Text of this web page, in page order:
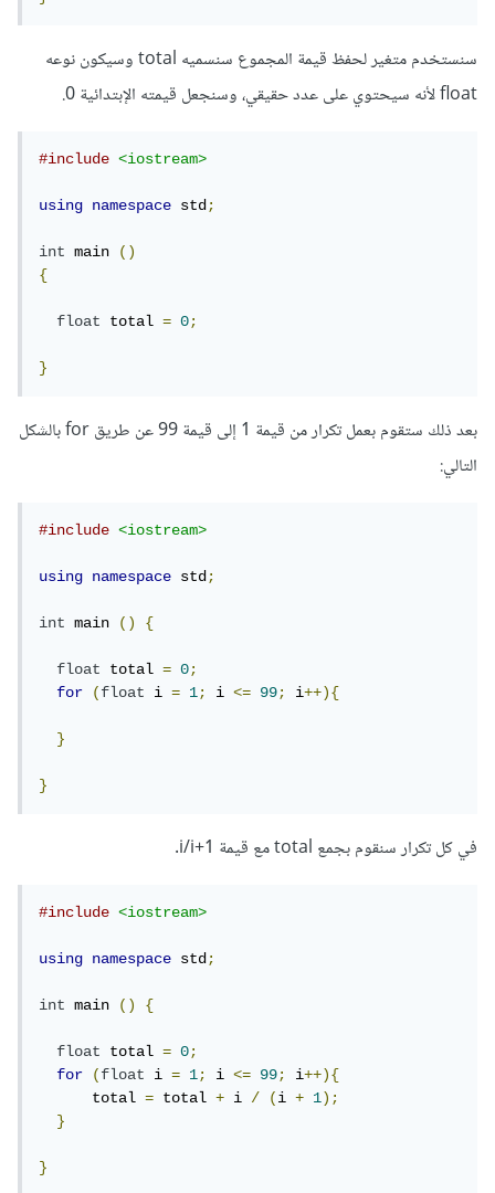
سنستخدم متغير لحفظ قيمة المجموع سنسميه total وسيكون نوعه
float لأنه سيحتوي على عدد حقيقي، وسنجعل قيمته الإبتدائية 0.
#include <iostream>
using namespace std;
int main ()
{
float total = 0;
}
بعد ذلك ستقوم بعمل تكرار من قيمة 1 إلى قيمة 99 عن طريق for بالشكل
التالي:
#include <iostream>
using namespace std;
int main () {
float total = 0;
for
(float i = 1; i <= 99; i++){
}
}
في كل تكرار سنقوم بجمع total مع قيمة i/i+1.
#include <iostream>
using namespace std;
int main () {
float total = 0;
for
(float i = 1; i <= 99; i++){
      total
= total + i / (i + 1);
}
}